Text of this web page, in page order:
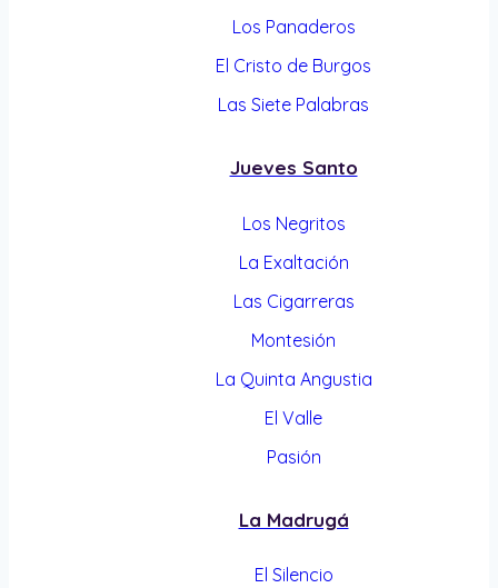
Los Panaderos
El Cristo de Burgos
Las Siete Palabras
Jueves Santo
Los Negritos
La Exaltación
Las Cigarreras
Montesión
La Quinta Angustia
El Valle
Pasión
La Madrugá
El Silencio